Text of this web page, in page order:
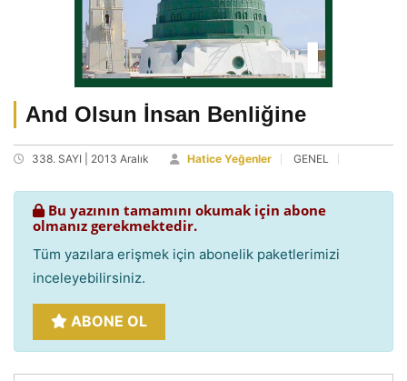
And Olsun İnsan Benliğine
338. SAYI | 2013 Aralık Hatice Yeğenler GENEL
Bu yazının tamamını okumak için abone
olmanız gerekmektedir.
Tüm yazılara erişmek için abonelik paketlerimizi
inceleyebilirsiniz.
ABONE OL